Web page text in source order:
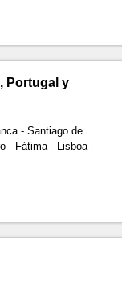
Portugal y
- Santiago de
- Fátima - Lisboa -